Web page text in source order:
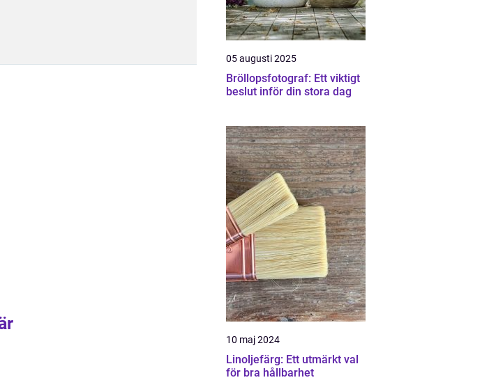
05 augusti 2025
Bröllopsfotograf: Ett viktigt
beslut inför din stora dag
10 maj 2024
Linoljefärg: Ett utmärkt val
för bra hållbarhet